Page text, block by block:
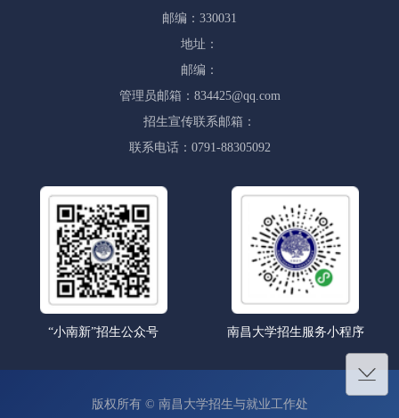
邮编：330031
地址：
邮编：
管理员邮箱：834425@qq.com
招生宣传联系邮箱：
联系电话：0791-88305092
“小南新”招生公众号 南昌大学招生服务小程序
版权所有 © 南昌大学招生与就业工作处